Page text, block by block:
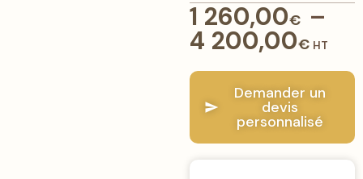
1 260,00€ –
4 200,00€ HT
Demander un
devis
personnalisé